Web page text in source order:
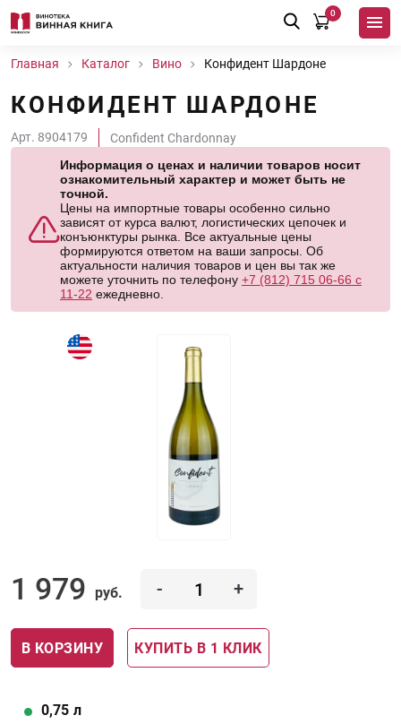
0
Главная Каталог Вино Конфидент Шардоне
КОНФИДЕНТ ШАРДОНЕ
Арт. 8904179
Confident Chardonnay
Информация о ценах и наличии товаров носит
ознакомительный характер и может быть не
точной.
Цены на импортные товары особенно сильно
зависят от курса валют, логистических цепочек и
конъюнктуры рынка. Все актуальные цены
формируются ответом на ваши запросы. Об
актуальности наличия товаров и цен вы так же
можете уточнить по телефону +7 (812) 715 06-66 с
11-22 ежедневно.
1 979 руб. - +
В КОРЗИНУ КУПИТЬ В 1 КЛИК
0,75 л